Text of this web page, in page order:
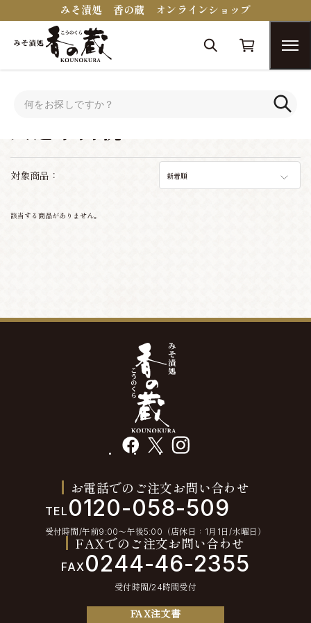
みそ漬処 香の蔵 オンラインショップ
対象商品： 新着順
該当する商品がありません。
facebook instagram
お電話でのご注文お問い合わせ
TEL 0120-058-509
受付時間/午前9:00〜午後5:00（店休日：1月1日/水曜日）
FAXでのご注文お問い合わせ
FAX0244-46-2355
受付時間/24時間受付
FAX注文書